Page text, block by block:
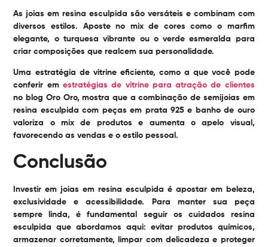
As joias em resina esculpida são versáteis e combinam com
diversos estilos. Aposte no mix de cores como o marfim
elegante, o turquesa vibrante ou o verde esmeralda para
criar composições que realcem sua personalidade.
Uma estratégia de vitrine eficiente, como a que você pode
conferir em estratégias de vitrine para atração de clientes
no blog Oro Oro, mostra que a combinação de semijoias em
resina esculpida com peças em prata 925 e banho de ouro
valoriza o mix de produtos e aumenta o apelo visual,
favorecendo as vendas e o estilo pessoal.
Conclusão
Investir em joias em resina esculpida é apostar em beleza,
exclusividade e acessibilidade. Para manter sua peça
sempre linda, é fundamental seguir os cuidados resina
esculpida que abordamos aqui: evitar produtos químicos,
armazenar corretamente, limpar com delicadeza e proteger